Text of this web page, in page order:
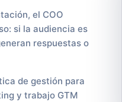
el COO
si la audiencia es
respuestas o
de gestión para
y trabajo GTM